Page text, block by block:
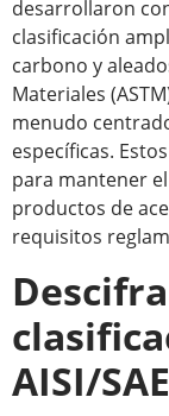
desarrollaron
clasificación
carbono y
Materiales
menudo
específicas.
para mantener
productos de
requisitos
AISI/SAE